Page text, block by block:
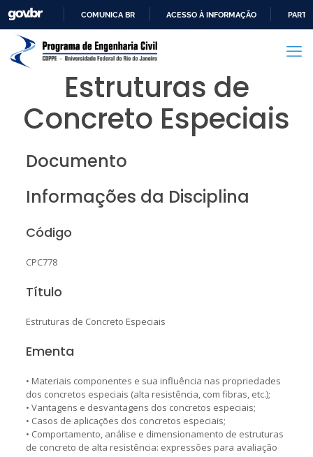
PARA
CONTEÚDO
COMUNICA BR ACESSO À INFORMAÇÃO
Estruturas de
Concreto Especiais
Documento
Informações da Disciplina
Código
CPC778
Título
Estruturas de Concreto Especiais
Ementa
• Materiais componentes e sua influência nas propriedades
dos concretos especiais (alta resistência, com fibras, etc.);
• Vantagens e desvantagens dos concretos especiais;
• Casos de aplicações dos concretos especiais;
• Comportamento, análise e dimensionamento de estruturas
de concreto de alta resistência: expressões para avaliação